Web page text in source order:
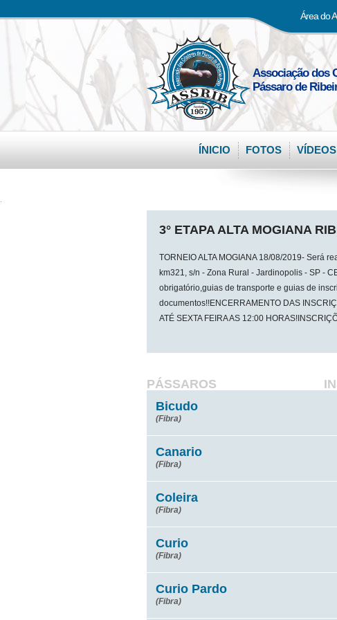
Área do
Associação dos
Pássaro de
ÍNICIO FOTOS VÍDEOS
3° ETAPA ALTA MOGIANA
TORNEIO ALTA MOGIANA 18/08/2019- Será
km321, s/n - Zona Rural - Jardinopolis - SP -
obrigatório,guias de transporte e guias de
documentos!!ENCERRAMENTO DAS
ATÉ SEXTA FEIRA AS 12:00
PÁSSAROS
Bicudo
(Fibra)
Canario
(Fibra)
Coleira
(Fibra)
Curio
(Fibra)
Curio Pardo
(Fibra)